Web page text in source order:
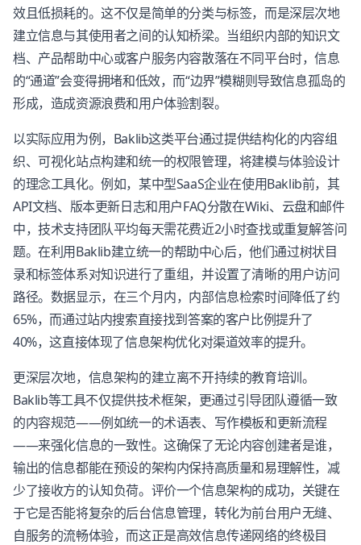
效且低损耗的。这不仅是简单的分类与标签，而是深层次地
建立信息与其使用者之间的认知桥梁。当组织内部的知识文
档、产品帮助中心或客户服务内容散落在不同平台时，信息
的“通道”会变得拥堵和低效，而“边界”模糊则导致信息孤岛的
形成，造成资源浪费和用户体验割裂。
以实际应用为例，Baklib这类平台通过提供结构化的内容组
织、可视化站点构建和统一的权限管理，将建模与体验设计
的理念工具化。例如，某中型SaaS企业在使用Baklib前，其
API文档、版本更新日志和用户FAQ分散在Wiki、云盘和邮件
中，技术支持团队平均每天需花费近2小时查找或重复解答问
题。在利用Baklib建立统一的帮助中心后，他们通过树状目
录和标签体系对知识进行了重组，并设置了清晰的用户访问
路径。数据显示，在三个月内，内部信息检索时间降低了约
65%，而通过站内搜索直接找到答案的客户比例提升了
40%，这直接体现了信息架构优化对渠道效率的提升。
更深层次地，信息架构的建立离不开持续的教育培训。
Baklib等工具不仅提供技术框架，更通过引导团队遵循一致
的内容规范——例如统一的术语表、写作模板和更新流程
——来强化信息的一致性。这确保了无论内容创建者是谁，
输出的信息都能在预设的架构内保持高质量和易理解性，减
少了接收方的认知负荷。评价一个信息架构的成功，关键在
于它是否能将复杂的后台信息管理，转化为前台用户无缝、
自服务的流畅体验，而这正是高效信息传递网络的终极目